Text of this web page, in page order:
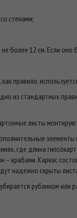
стенами;
более 12 см. Если
правило,
из стандартных
листы
где длина
крабами. Каркас
надежно скрыты
рубанком или